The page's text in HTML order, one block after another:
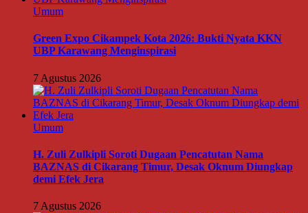
Umum
Green Expo Cikampek Kota 2026: Bukti Nyata KKN
UBP Karawang Menginspirasi
7 Agustus 2026
Umum
H. Zuli Zulkipli Soroti Dugaan Pencatutan Nama
BAZNAS di Cikarang Timur, Desak Oknum Diungkap
demi Efek Jera
7 Agustus 2026